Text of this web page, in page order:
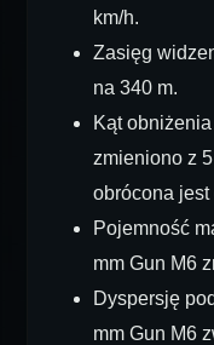
km/h.
Zasięg
na 340 m.
Kąt
zmieniono z
obrócona jest
Pojemność
mm Gun M6
Dyspersję
mm Gun M6